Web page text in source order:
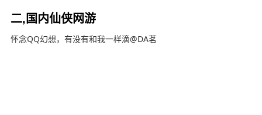
二,国内仙侠网游
怀念QQ幻想，有没有和我一样滴@DA茗